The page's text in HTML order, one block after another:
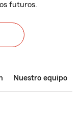
futuros.
Nuestro equipo